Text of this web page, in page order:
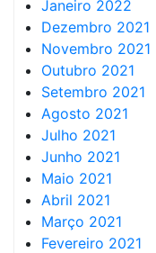
Janeiro 2022
Dezembro 2021
Novembro 2021
Outubro 2021
Setembro 2021
Agosto 2021
Julho 2021
Junho 2021
Maio 2021
Abril 2021
Março 2021
Fevereiro 2021